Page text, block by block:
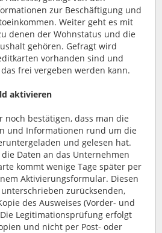
zur Beschäftigung und
Weiter geht es mit
denen der Wohnstatus und die
gehören. Gefragt wird
vorhanden sind und
frei vergeben werden kann.
aktivieren
noch bestätigen, dass man die
und Informationen rund um die
und gelesen hat.
Daten an das Unternehmen
kommt wenige Tage später per
Aktivierungsformular. Diesen
zurücksenden,
des Ausweises (Vorder- und
Legitimationsprüfung erfolgt
und nicht per Post- oder